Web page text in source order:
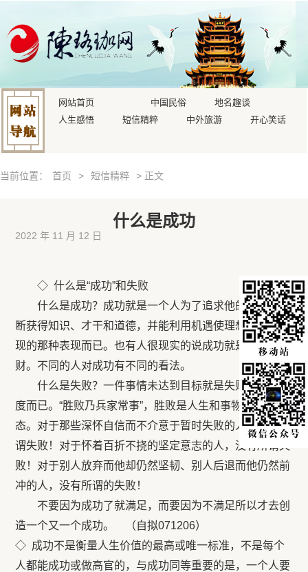
网站首页 中国民俗
地名趣谈
人生感悟
短信精粹 中外旅游 开心笑话
当前位置： 首页 > 短信精粹 > 正文
什么是成功
2022 年 11 月 12 日
◇ 什么是“成功”和失败
什么是成功？成功就是一个人为了追求他的理想而不
断获得知识、才干和道德，并能利用机遇使理想和目标实
现的那种表现而已。也有人很现实的说成功就是高官和钱
财。不同的人对成功有不同的看法。
什么是失败？一件事情未达到目标就是失败，只是程
度而已。“胜败乃兵家常事”，胜败是人生和事物的一种常
态。对于那些深怀自信而不介意于暂时失败的人，没有所
谓失败！对于怀着百折不挠的坚定意志的人，没有所谓失
败！对于别人放弃而他却仍然坚韧、别人后退而他仍然前
冲的人，没有所谓的失败！
不要因为成功了就满足，而要因为不满足所以才去创
造一个又一个成功。 （自拟071206）
◇ 成功不是衡量人生价值的最高或唯一标准，不是每个
人都能成功或做高官的，与成功同等重要的是，一个人要